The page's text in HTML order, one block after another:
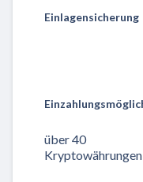
Einlagensicherung
über 40
Kryptowährungen